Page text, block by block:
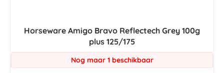
Horseware Amigo Bravo Reflectech Grey 100g
plus 125/175
Nog maar 1 beschikbaar